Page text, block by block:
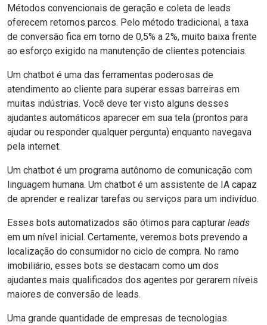
Métodos convencionais de geração e coleta de leads
oferecem retornos parcos. Pelo método tradicional, a taxa
de conversão fica em torno de 0,5% a 2%, muito baixa frente
ao esforço exigido na manutenção de clientes potenciais.
Um chatbot é uma das ferramentas poderosas de
atendimento ao cliente para superar essas barreiras em
muitas indústrias. Você deve ter visto alguns desses
ajudantes automáticos aparecer em sua tela (prontos para
ajudar ou responder qualquer pergunta) enquanto navegava
pela internet.
Um chatbot é um programa autônomo de comunicação com
linguagem humana. Um chatbot é um assistente de IA capaz
de aprender e realizar tarefas ou serviços para um indivíduo.
Esses bots automatizados são ótimos para capturar leads
em um nível inicial. Certamente, veremos bots prevendo a
localização do consumidor no ciclo de compra. No ramo
imobiliário, esses bots se destacam como um dos
ajudantes mais qualificados dos agentes por gerarem níveis
maiores de conversão de leads.
Uma grande quantidade de empresas de tecnologias